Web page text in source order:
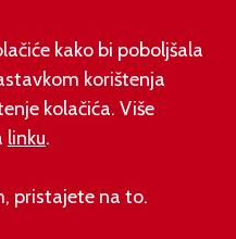
kako bi poboljšala
korištenja
kolačića. Više
linku.
pristajete na to.